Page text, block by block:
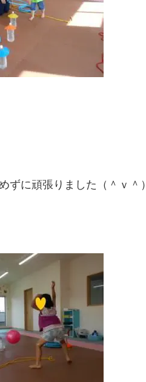
ずに頑張りました（＾ｖ＾）